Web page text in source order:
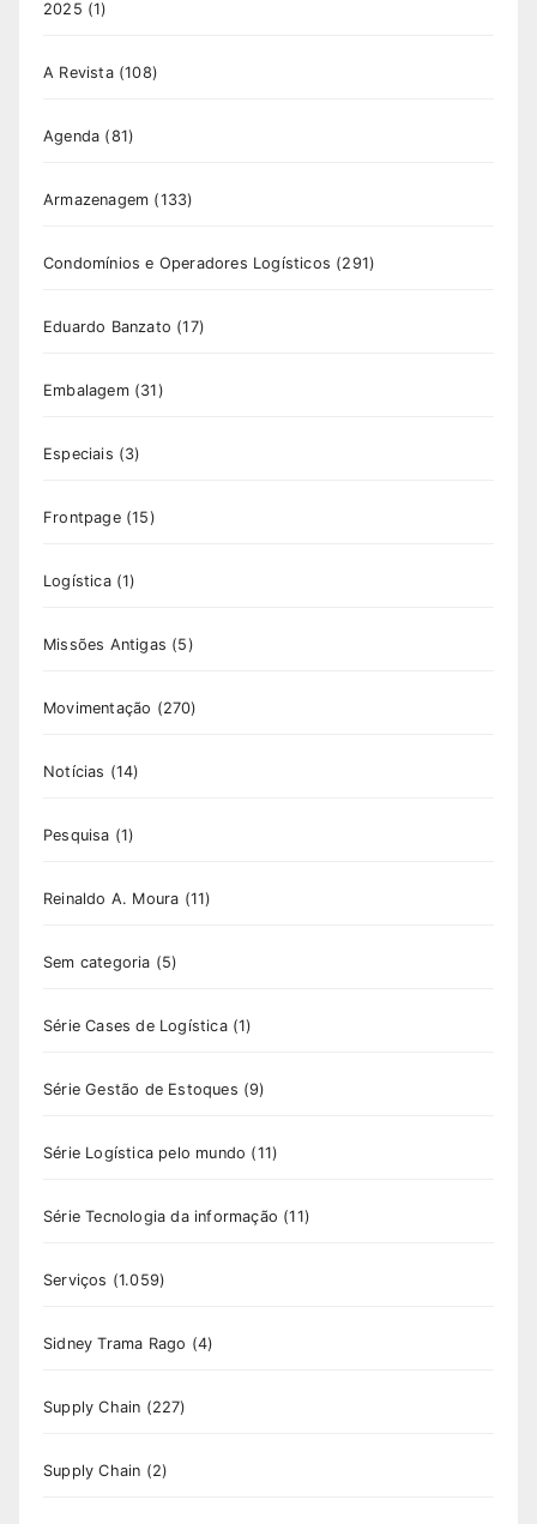
2025 (1)
A Revista(108)
Agenda (81)
Armazenagem (133)
Condomínios e Operadores Logísticos (291)
Eduardo Banzato (17)
Embalagem(31)
Especiais (3)
Frontpage(15)
Logística(1)
Missões Antigas (5)
Movimentação (270)
Notícias (14)
Pesquisa (1)
Reinaldo A. Moura (11)
Sem categoria (5)
Série Cases de Logística(1)
Série Gestão de Estoques (9)
Série Logística pelo mundo (11)
Série Tecnologia da informação (11)
Serviços (1.059)
Sidney Trama Rago (4)
Supply Chain (227)
Supply Chain (2)